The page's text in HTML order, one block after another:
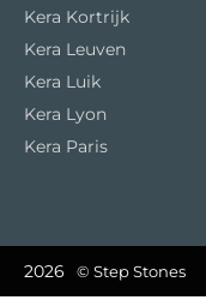
Kera Kortrijk
Kera Leuven
Kera Luik
Kera Lyon
Kera Paris
2026 © Step Stones